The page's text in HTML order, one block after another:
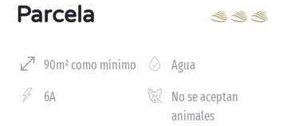
Parcela
90m² como mínimo Agua
6A
No se aceptan
animales